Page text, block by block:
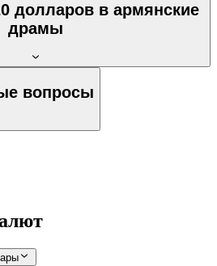
долларов в армянские
драмы
вопросы